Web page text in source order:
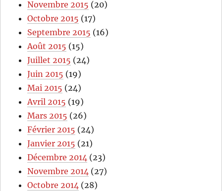
Novembre 2015 (20)
Octobre 2015 (17)
Septembre 2015 (16)
Août 2015 (15)
Juillet 2015 (24)
Juin 2015 (19)
Mai 2015 (24)
Avril 2015 (19)
Mars 2015 (26)
Février 2015 (24)
Janvier 2015 (21)
Décembre 2014 (23)
Novembre 2014 (27)
Octobre 2014 (28)